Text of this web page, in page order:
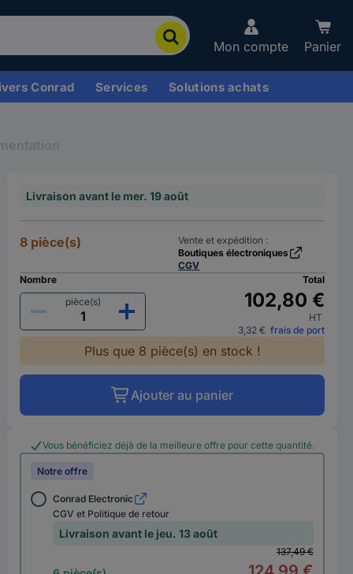
Mon compte Panier
Conrad Services Solutions achats
Livraison avant le mer. 19 août
8 pièce(s)
Vente et expédition :
Boutiques électroniques
CGV
Nombre
pièce(s)
Total
102,80 €
HT
3,32 € frais de port
Plus que 8 pièce(s) en stock !
Ajouter au panier
Vous bénéficiez déjà de la meilleure offre pour cette quantité.
Notre offre
Conrad Electronic
CGV et Politique de retour
Livraison avant le jeu. 13 août
137,49 €